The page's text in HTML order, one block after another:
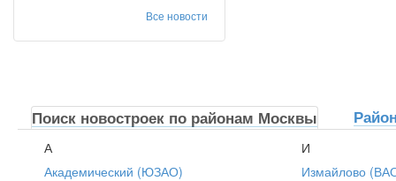
Все новости
Поиск новостроек по районам Москвы
А
Академический (ЮЗАО)
И
Измайлово